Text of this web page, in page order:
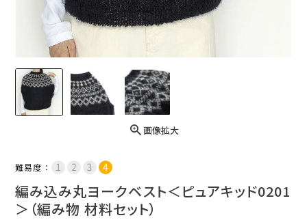
画像拡大
難易度：
編み込み丸ヨークベスト＜ピュアキッド0201
＞（編み物 材料セット）